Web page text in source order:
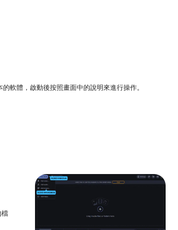
體，啟動後按照畫面中的說明來進行操作。
檔